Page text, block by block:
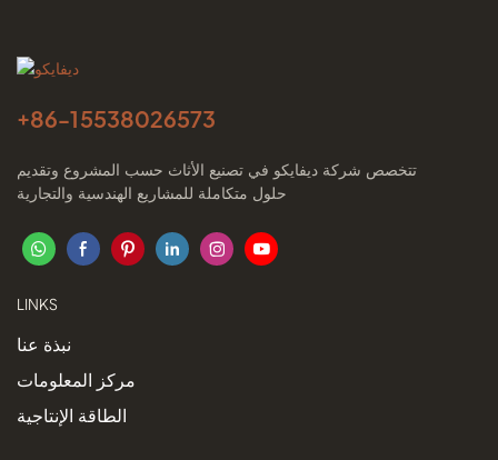
+86-15538026573
تتخصص شركة ديفايكو في تصنيع الأثاث حسب المشروع وتقديم
حلول متكاملة للمشاريع الهندسية والتجارية
LINKS
نبذة عنا
مركز المعلومات
الطاقة الإنتاجية